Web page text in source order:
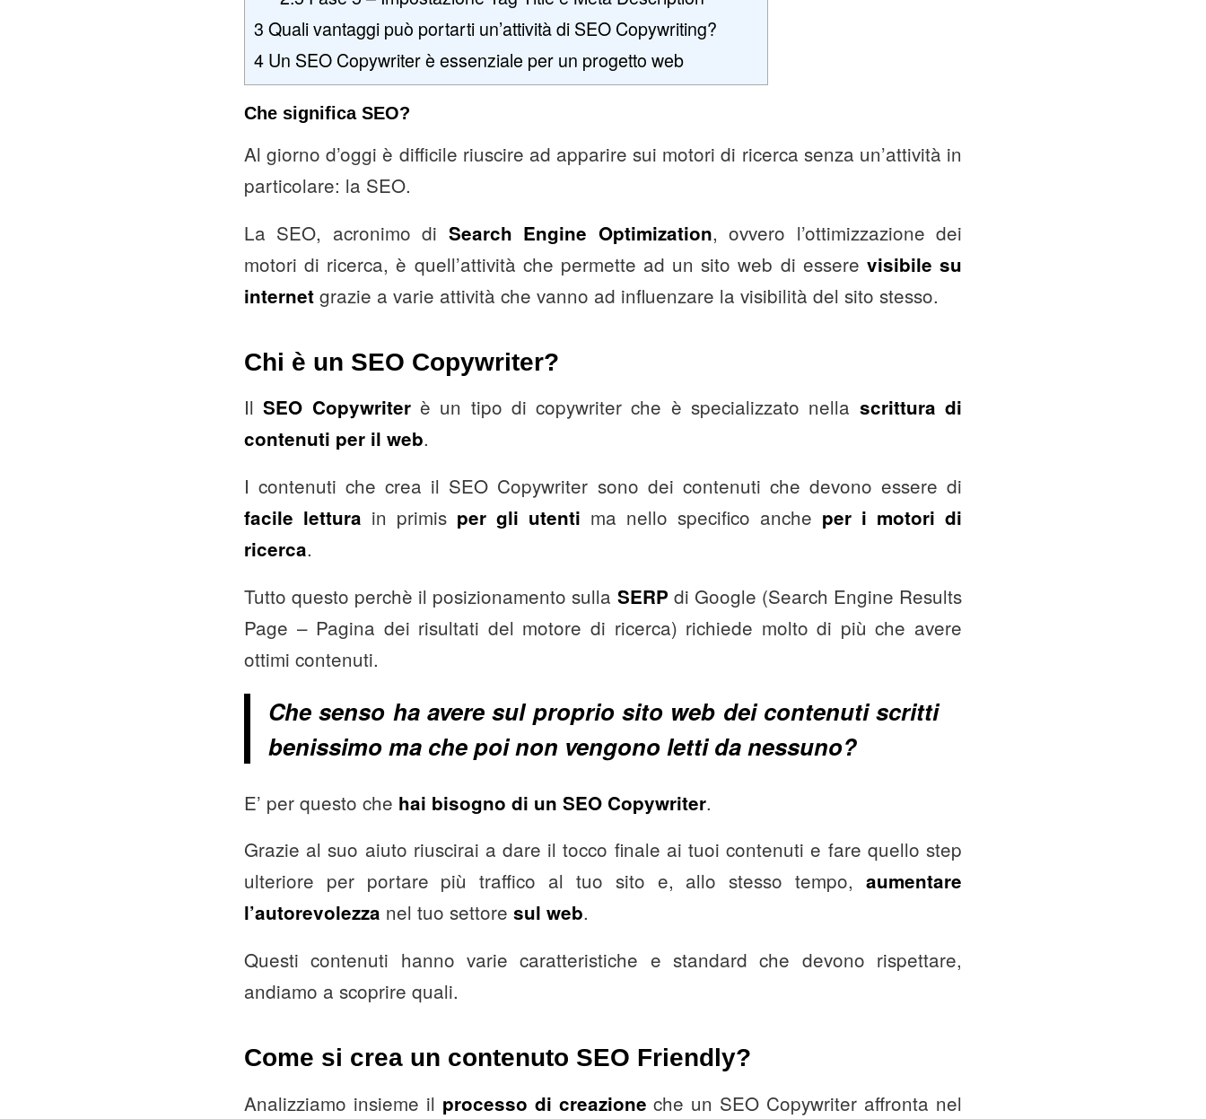
3 Quali vantaggi può portarti un’attività di SEO Copywriting?
4Un SEO Copywriter è essenziale per un progetto web
Che significa SEO?
Al giorno d’oggi è difficile riuscire ad apparire sui motori di ricerca senza un’attività in
particolare: la SEO.
La SEO, acronimo di Search Engine Optimization, ovvero l’ottimizzazione dei
motori di ricerca, è quell’attività che permette ad un sito web di essere visibile su
internetgrazie a varie attività che vanno ad influenzare la visibilità del sito stesso.
Chi è un SEO Copywriter?
IlSEO Copywriterè un tipo di copywriter che è specializzato nella scrittura di
contenuti per il web.
I contenuti che crea il SEO Copywriter sono dei contenuti che devono essere di
facile lettura in primis per gli utenti ma nello specifico anche per i motori di
ricerca.
Tutto questo perchè il posizionamento sulla SERP di Google (Search Engine Results
Page – Pagina dei risultati del motore di ricerca) richiede molto di più che avere
ottimi contenuti.
Che senso ha avere sul proprio sito web dei contenuti scritti
benissimo ma che poi non vengono letti da nessuno?
E’ per questo che hai bisogno di un SEO Copywriter.
Grazie al suo aiuto riuscirai a dare il tocco finale ai tuoi contenuti e fare quello step
ulteriore per portare più traffico al tuo sito e, allo stesso tempo, aumentare
l’autorevolezza nel tuo settore sul web.
Questi contenuti hanno varie caratteristiche e standard che devono rispettare,
andiamo a scoprire quali.
Come si crea un contenuto SEO Friendly?
Analizziamo insieme il processo di creazione che un SEO Copywriter affronta nel